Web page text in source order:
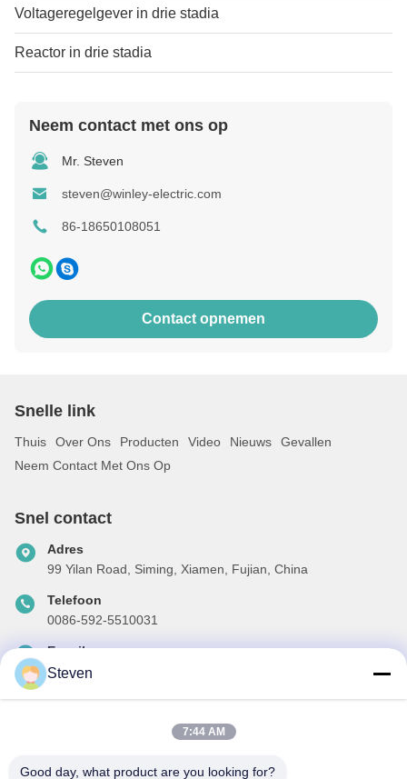
Voltageregelgever in drie stadia
Reactor in drie stadia
Neem contact met ons op
Mr. Steven
steven@winley-electric.com
86-18650108051
Contact opnemen
Snelle link
Thuis Over Ons Producten Video Nieuws
Gevallen
Neem Contact Met Ons Op
Snel contact
Adres
99 Yilan Road, Siming, Xiamen, Fujian, China
Telefoon
0086-592-5510031
E-mail
steven@winley-electric.com
Steven
7:44 AM
Good day, what product are you looking for?